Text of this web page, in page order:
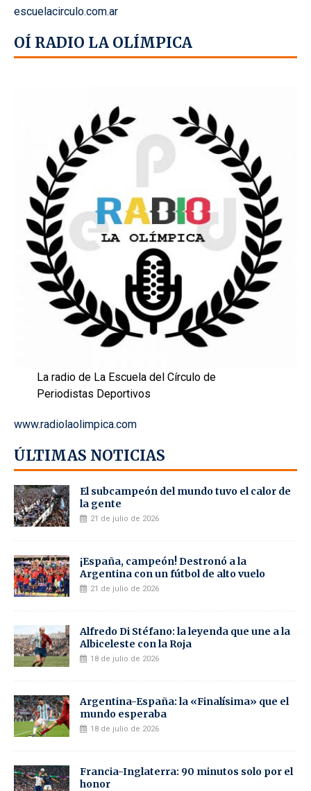
escuelacirculo.com.ar
OÍ RADIO LA OLÍMPICA
La radio de La Escuela del Círculo de
Periodistas Deportivos
www.radiolaolimpica.com
ÚLTIMAS NOTICIAS
El subcampeón del mundo tuvo el calor de
la gente
21 de julio de 2026
¡España, campeón! Destronó a la
Argentina con un fútbol de alto vuelo
21 de julio de 2026
Alfredo Di Stéfano: la leyenda que une a la
Albiceleste con la Roja
18 de julio de 2026
Argentina-España: la «Finalísima» que el
mundo esperaba
18 de julio de 2026
Francia-Inglaterra: 90 minutos solo por el
honor